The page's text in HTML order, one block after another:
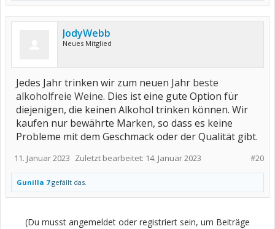
JodyWebb
Neues Mitglied
Jedes Jahr trinken wir zum neuen Jahr beste
alkoholfreie Weine. Dies ist eine gute Option für
diejenigen, die keinen Alkohol trinken können. Wir
kaufen nur bewährte Marken, so dass es keine
Probleme mit dem Geschmack oder der Qualität gibt.
#20
11. Januar 2023 Zuletzt bearbeitet: 14. Januar 2023
Gunilla 7gefällt das.
(Du musst angemeldet oder registriert sein, um Beiträge